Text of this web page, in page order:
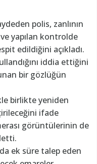
polis, zanlının
yapılan kontrolde
edildiğini açıkladı.
iddia ettiğini
bir gözlüğün
birlikte yeniden
ifade
görüntülerinin de
ek süre talep eden